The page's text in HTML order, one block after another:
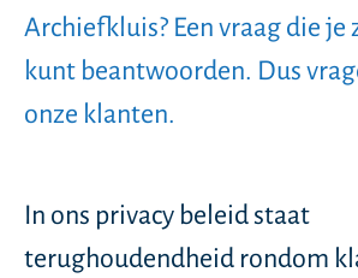
Archiefkluis? Een vraag die je
kunt beantwoorden. Dus
onze klanten.
In ons privacy beleid staat
terughoudendheid rondom